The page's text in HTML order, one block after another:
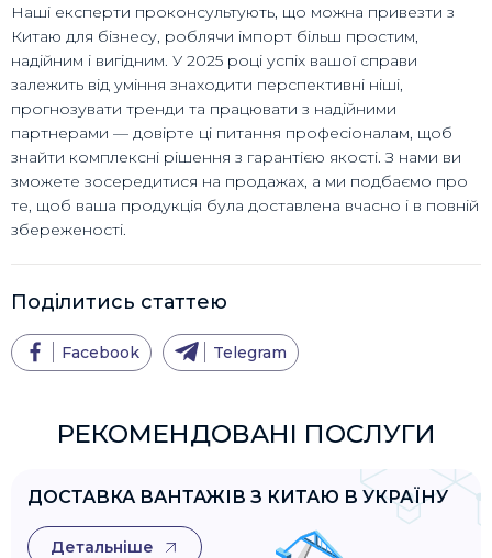
Наші експерти проконсультують, що можна привезти з
Китаю для бізнесу, роблячи імпорт більш простим,
надійним і вигідним. У 2025 році успіх вашої справи
залежить від уміння знаходити перспективні ніші,
прогнозувати тренди та працювати з надійними
партнерами — довірте ці питання професіоналам, щоб
знайти комплексні рішення з гарантією якості. З нами ви
зможете зосередитися на продажах, а ми подбаємо про
те, щоб ваша продукція була доставлена вчасно і в повній
збереженості.
Поділитись статтею
Facebook Telegram
РЕКОМЕНДОВАНІ ПОСЛУГИ
ДОСТАВКА ВАНТАЖІВ З КИТАЮ В УКРАЇНУ
Детальніше